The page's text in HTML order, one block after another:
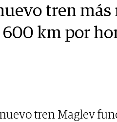
tren
600 km por
tren Maglev